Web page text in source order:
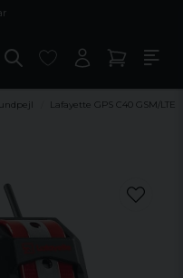
Lafayette GPS C40 GSM/LTE